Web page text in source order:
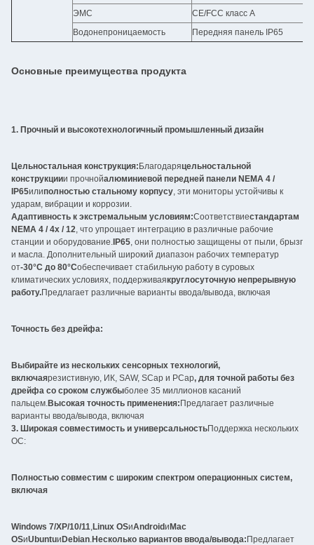
ЭМС
CE/FCC класс A
Водонепроницаемость
Передняя панель IP65
Основные преимущества продукта
1. Прочный и высокотехнологичный промышленный дизайн
Цельностальная конструкция: Благодаряцельностальной
конструкциии прочнойалюминиевой передней панели NEMA 4 /
IP65илиполностью стальному корпусу, эти мониторы устойчивы к
ударам, вибрации и коррозии.
Адаптивность к экстремальным условиям:Соответствиестандартам
NEMA 4 / 4x / 12, что упрощает интеграцию в различные рабочие
станции и оборудование. IP65, они полностью защищены от пыли, брызг
и масла. Дополнительный широкий диапазон рабочих температур
от-30°C до 80°Cобеспечивает стабильную работу в суровых
климатических условиях, поддерживаякруглосуточную непрерывную
работу.Предлагает различные варианты ввода/вывода, включая
Точность без дрейфа:
Выбирайте из нескольких сенсорных технологий,
включаярезистивную, ИК, SAW, SCap и PCap, для точной работы без
дрейфа со сроком службыболее 35 миллионов касаний
пальцем.Высокая точность применения:Предлагает различные
варианты ввода/вывода, включая
3. Широкая совместимость и универсальностьПоддержка нескольких
ОС:
Полностью совместим с широким спектром операционных систем,
включая
Windows 7/XP/10/11 Linux OSиAndroidиMac
OSиUbuntuиDebian Несколько вариантов ввода/вывода:Предлагает